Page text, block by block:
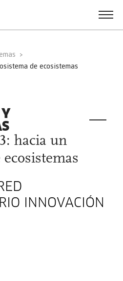
de ecosistemas
hacia un
INNOVACIÓN